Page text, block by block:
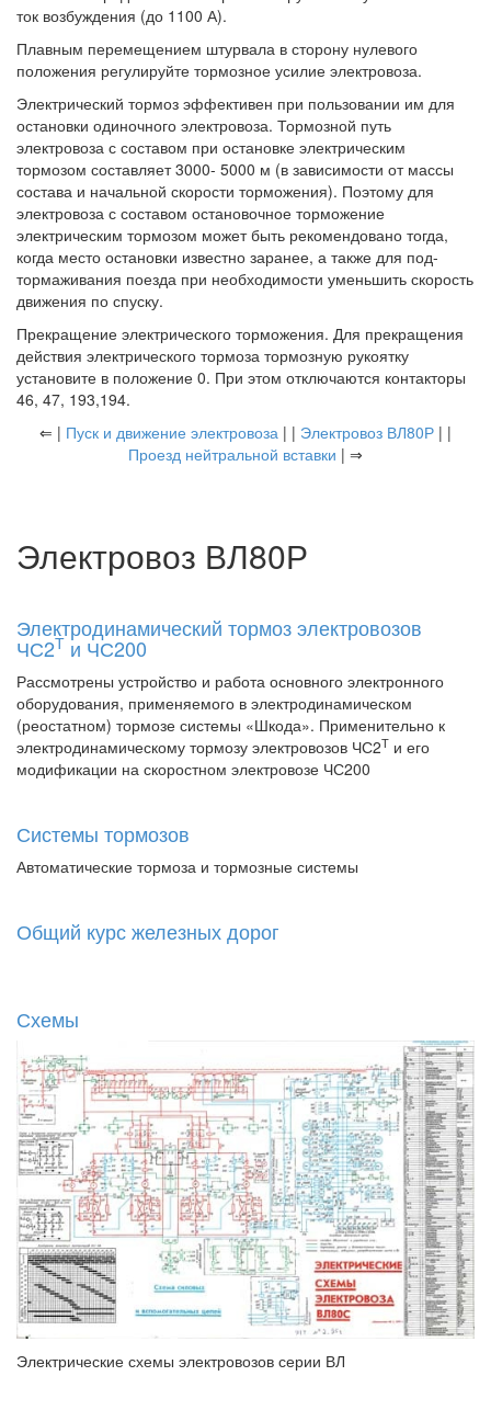
ток возбуждения (до 1100 А).
Плавным перемещением штурвала в сторону нулевого
положения регулируйте тормозное усилие электровоза.
Электрический тормоз эффективен при пользовании им для
остановки одиночного электровоза. Тормозной путь
электровоза с составом при остановке электрическим
тормозом составляет 3000- 5000 м (в зависимости от массы
состава и начальной скорости торможения). Поэтому для
электровоза с составом остановочное торможение
электрическим тормозом может быть рекомендовано тогда,
когда место остановки известно заранее, а также для под-
тормаживания поезда при необходимости уменьшить скорость
движения по спуску.
Прекращение электрического торможения. Для прекращения
действия электрического тормоза тормозную рукоятку
установите в положение 0. При этом отключаются контакторы
46, 47, 193,194.
⇐ | Пуск и движение электровоза | | Электровоз ВЛ80Р | |
Проезд нейтральной вставки | ⇒
Электровоз ВЛ80Р
Электродинамический тормоз электровозов
ЧС2Т и ЧС200
Рассмотрены устройство и работа основного электронного
оборудования, применяемого в электродинамическом
(реостатном) тормозе системы «Шкода». Применительно к
электродинамическому тормозу электровозов ЧС2Т и его
модификации на скоростном электровозе ЧС200
Системы тормозов
Автоматические тормоза и тормозные системы
Общий курс железных дорог
Схемы
Электрические схемы электровозов серии ВЛ